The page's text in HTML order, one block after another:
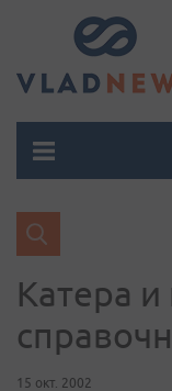
Катера
15 окт. 2002